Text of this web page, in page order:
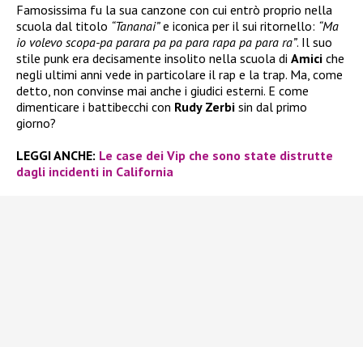
Famosissima fu la sua canzone con cui entrò proprio nella
scuola dal titolo “Tananai”e iconica per il sui ritornello: “Ma
io volevo scopa-pa parara pa pa para rapa pa para ra”. Il suo
stile punk era decisamente insolito nella scuola di Amici che
negli ultimi anni vede in particolare il rap e la trap. Ma, come
detto, non convinse mai anche i giudici esterni. E come
dimenticare i battibecchi con Rudy Zerbi sin dal primo
giorno?
LEGGI ANCHE: Le case dei Vip che sono state distrutte
dagli incidenti in California